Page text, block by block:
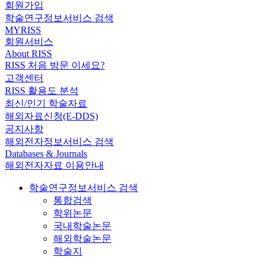
회원가입
학술연구정보서비스 검색
MYRISS
회원서비스
About RISS
RISS 처음 방문 이세요?
고객센터
RISS 활용도 분석
최신/인기 학술자료
해외자료신청(E-DDS)
공지사항
해외전자정보서비스 검색
Databases & Journals
해외전자자료 이용안내
학술연구정보서비스 검색
통합검색
학위논문
국내학술논문
해외학술논문
학술지